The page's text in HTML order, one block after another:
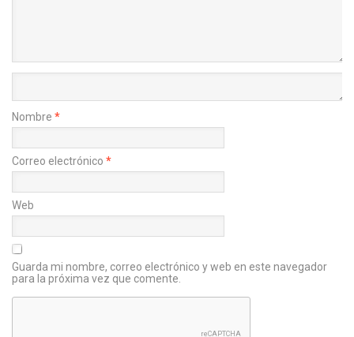
Nombre *
Correo electrónico *
Web
Guarda mi nombre, correo electrónico y web en este navegador
para la próxima vez que comente.